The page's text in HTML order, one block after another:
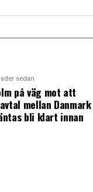
sedan
på väg mot att
mellan Danmark
bli klart innan